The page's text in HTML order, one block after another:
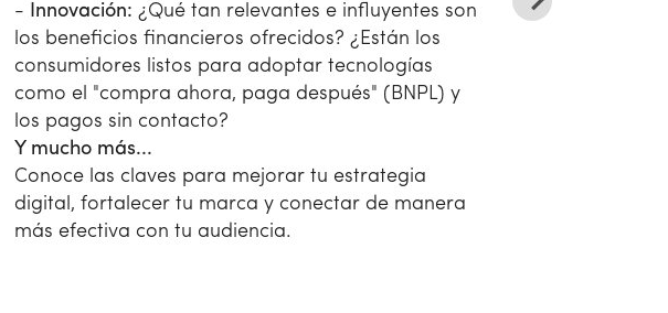
-
Innovación: ¿Qué tan relevantes e influyentes son
los beneficios financieros ofrecidos? ¿Están los
consumidores listos para adoptar tecnologías
como el "compra ahora, paga después" (BNPL) y
los pagos sin contacto?
Y mucho más...
Conoce las claves para mejorar tu estrategia
digital, fortalecer tu marca y conectar de manera
más efectiva con tu audiencia.